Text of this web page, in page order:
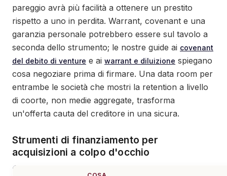
pareggio avrà più facilità a ottenere un prestito
rispetto a uno in perdita. Warrant, covenant e una
garanzia personale potrebbero essere sul tavolo a
seconda dello strumento; le nostre guide ai covenant
del debito di venture e ai warrant e diluizione spiegano
cosa negoziare prima di firmare. Una data room per
entrambe le società che mostri la retention a livello
di coorte, non medie aggregate, trasforma
un'offerta cauta del creditore in una sicura.
Strumenti di finanziamento per
acquisizioni a colpo d'occhio